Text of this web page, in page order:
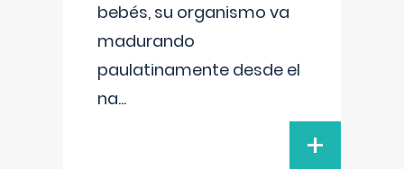
bebés, su organismo va
madurando
paulatinamente desde el
na...
+